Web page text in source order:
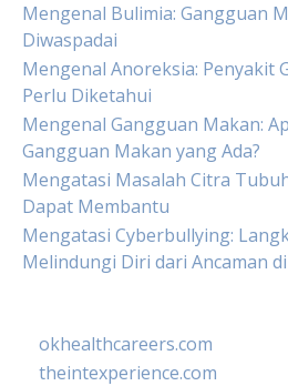
Mengenal Bulimia: Gangguan
Diwaspadai
Mengenal Anoreksia: Penyakit
Perlu Diketahui
Mengenal Gangguan Makan:
Gangguan Makan yang Ada?
Mengatasi Masalah Citra
Dapat Membantu
Mengatasi Cyberbullying:
Melindungi Diri dari Ancaman
okhealthcareers.com
theintexperience.com